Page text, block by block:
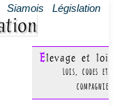
Siamois Législation
Elevage et loi
Lois, codes et
compagnie